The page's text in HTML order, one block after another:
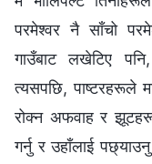
परमेश्‍वर नै साँचो
गाउँबाट लखेटिए
त्यसपछि, पाष्टरहरूले
रोक्‍न अफवाह र
गर्नु र उहाँलाई